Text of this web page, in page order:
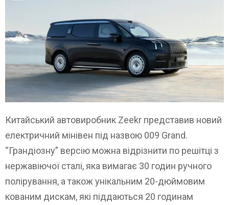
Китайський автовиробник Zeekr представив новий
електричний мінівен під назвою 009 Grand.
“Грандіозну” версію можна відрізнити по решітці з
нержавіючої сталі, яка вимагає 30 годин ручного
полірування, а також унікальним 20-дюймовим
кованим дискам, які піддаються 20 годинам